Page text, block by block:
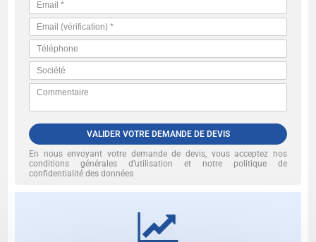
VALIDER VOTRE DEMANDE DE DEVIS
En nous envoyant votre demande de devis, vous acceptez nos
conditions générales d’utilisation et notre politique de
confidentialité des données